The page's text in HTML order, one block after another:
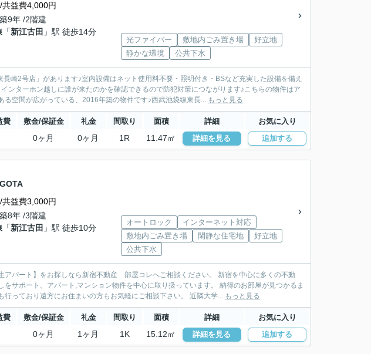
共益費4,000円
9年 /2階建
「新江古田 」駅 徒歩14分
光ファイバー 敷地内ごみ置き場
好立地
静かな環境
公共下水
崎2号店」があります♪室内設備はネット使用料不要・照明付き・BSなど充実した設備を備え
ンターホン越しに誰が来たのかを確認できるので防犯対策につながります♪こちらの物件はア
空間が広がっている、2016年築の物件です♪西武池袋線東長... もっと見る
費 敷金/保証金 礼金 間取り 面積 詳細 お気に入り
0ヶ月 0ヶ月 1R 11.47㎡ 詳細を見る 追加する
共益費3,000円
8年 /3階建
「新江古田 」駅 徒歩10分
オートロック
インターネット対応
敷地内ごみ置き場
閑静な住宅地
好立地
公共下水
アパート】をお探しなら新宿不動産 部屋コレへご相談ください。 新宿を中心に多くの不動
アパート,マンション物件を中心に取り扱っています。 納得のお部屋が見つかるま
でお手伝い致します。ＬＩＮＥ・メールでの物件紹介も行っており遠方にお住まいの方もお気軽にご相談下さい。 近隣大学... もっと見る
費 敷金/保証金 礼金 間取り 面積 詳細 お気に入り
0ヶ月 1ヶ月 1K 15.12㎡ 詳細を見る 追加する